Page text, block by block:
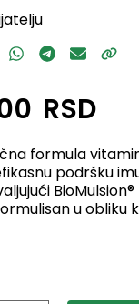
RSD
formula
podršku
u obliku